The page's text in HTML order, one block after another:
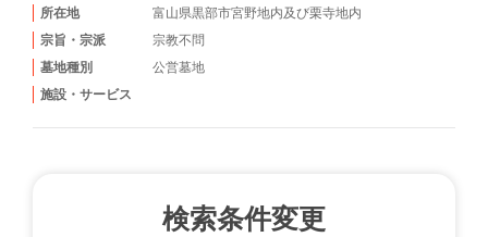
所在地
富山県黒部市宮野地内及び栗寺地内
宗旨・宗派
宗教不問
墓地種別
公営墓地
施設・サービス
検索条件変更